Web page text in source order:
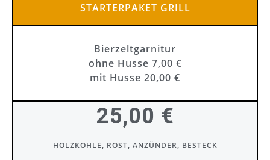
STARTERPAKET GRILL
Bierzeltgarnitur
ohne Husse 7,00 €
mit Husse 20,00 €
25,00 €
HOLZKOHLE, ROST, ANZÜNDER, BESTECK